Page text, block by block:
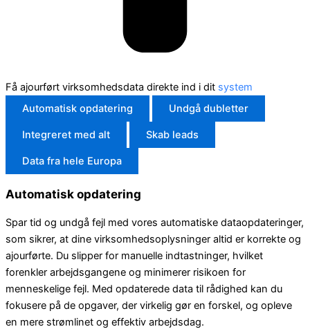
Få ajourført virksomhedsdata direkte ind i dit system
Automatisk opdatering
Undgå dubletter
Integreret med alt Skab leads
Data fra hele Europa
Automatisk opdatering
Spar tid og undgå fejl med vores automatiske dataopdateringer,
som sikrer, at dine virksomhedsoplysninger altid er korrekte og
ajourførte. Du slipper for manuelle indtastninger, hvilket
forenkler arbejdsgangene og minimerer risikoen for
menneskelige fejl. Med opdaterede data til rådighed kan du
fokusere på de opgaver, der virkelig gør en forskel, og opleve
en mere strømlinet og effektiv arbejdsdag.